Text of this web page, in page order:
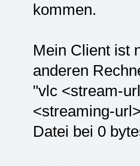
kommen.
Mein Client ist
anderen
"vlc <stream-
<streaming-
Datei bei 0